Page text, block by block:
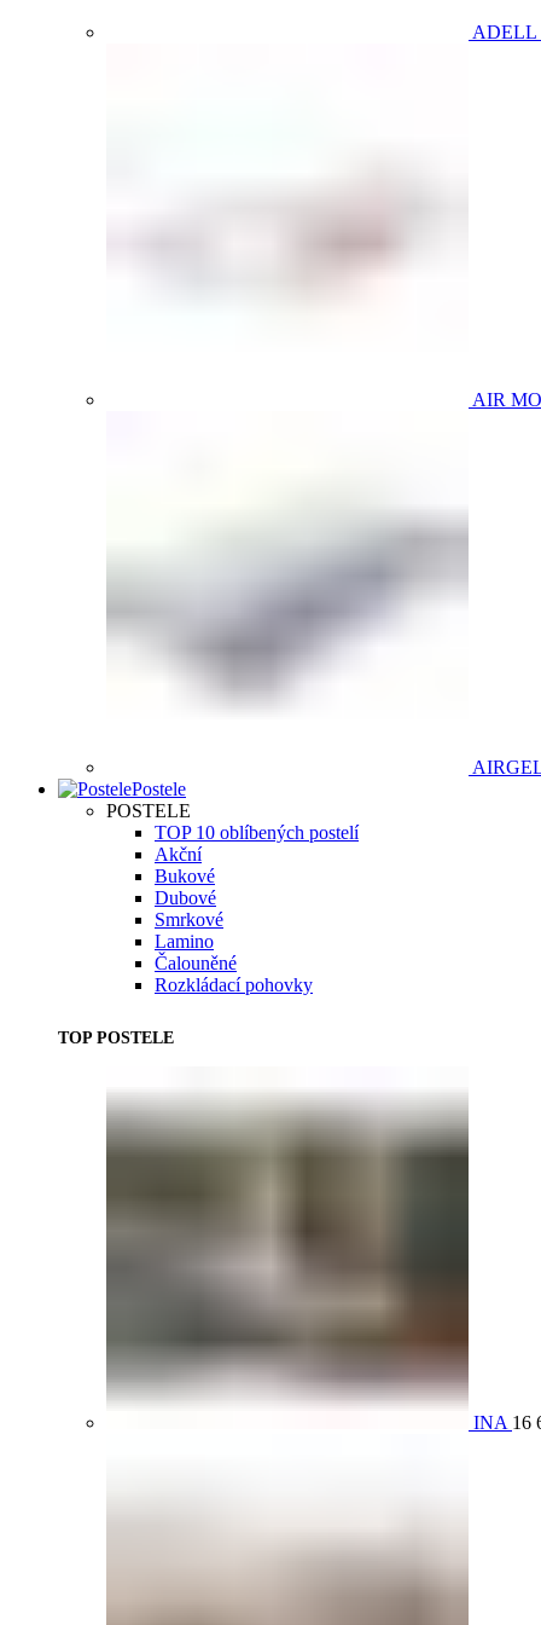
ADELL
AIR
Postele
POSTELE
TOP 10 oblíbených postelí
Akční
Bukové
Dubové
Smrkové
Lamino
Čalouněné
Rozkládací pohovky
TOP POSTELE
INA 16